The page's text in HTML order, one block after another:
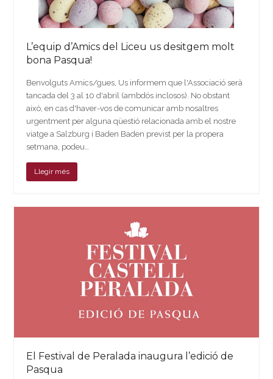
L’equip d’Amics del Liceu us desitgem molt
bona Pasqua!
Benvolguts Amics/gues, Us informem que l'Associació serà
tancada del 3 al 10 d'abril (ambdós inclosos). No obstant
això, en cas d'haver-vos de comunicar amb nosaltres
urgentment per alguna qüestió relacionada amb el nostre
viatge a Salzburg i Baden Baden previst per la propera
setmana, podeu…
Llegir més
El Festival de Peralada inaugura l’edició de
Pasqua